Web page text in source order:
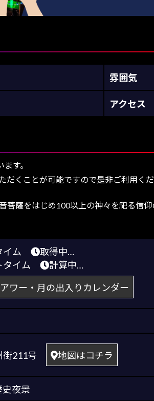
雰囲気
アクセス
す。
だくことが可能ですので是非ご利用くだ
菩薩をはじめ100以上の神々を祀る信
イム
取得中…
タイム
計算中…
ワー・月の出入りカレンダー
街211号 地図はコチラ
史夜景